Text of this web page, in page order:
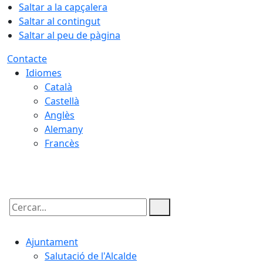
Saltar a la capçalera
Saltar al contingut
Saltar al peu de pàgina
Contacte
Idiomes
Català
Castellà
Anglès
Alemany
Francès
Cercar:
Ajuntament
Salutació de l'Alcalde